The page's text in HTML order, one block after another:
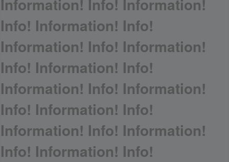
Information! Info! Information!
Info! Information! Info!
Information! Info! Information!
Info! Information! Info!
Information! Info! Information!
Info! Information! Info!
Information! Info! Information!
Info! Information! Info!